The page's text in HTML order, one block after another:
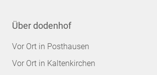
Über dodenhof
Vor Ort in Posthausen
Vor Ort in Kaltenkirchen